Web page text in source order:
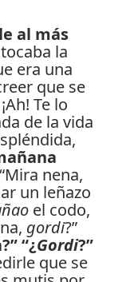
al más
la
era una
que se
Te lo
de la vida
nena,
un leñazo
el codo,
gordi?”
“¿Gordi?”
que se